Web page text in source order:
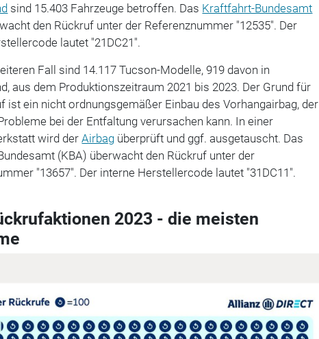
sind 15.403 Fahrzeuge betroffen. Das Kraftfahrt-Bundesamt
den Rückruf unter der Referenznummer "12535". Der
lautet "21DC21".
Fall sind 14.117 Tucson-Modelle, 919 davon in
aus dem Produktionszeitraum 2021 bis 2023. Der Grund für
ist ein nicht ordnungsgemäßer Einbau des Vorhangairbag, der
bei der Entfaltung verursachen kann. In einer
wird derAirbag überprüft und ggf. ausgetauscht. Das
(KBA) überwacht den Rückruf unter der
"13657". Der interne Herstellercode lautet "31DC11".
2023 - die meisten